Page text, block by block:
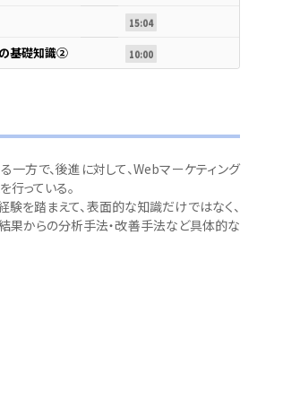
15:04
の基礎知識② 10:00
方で、後進に対して、Webマーケティング
行っている。
を踏まえて、表面的な知識だけではなく、
果からの分析手法・改善手法など具体的な